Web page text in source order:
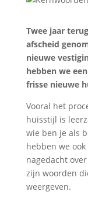
Twee jaar
afscheid
nieuwe
hebben we
frisse nieuwe
Vooral het
huisstijl is
wie ben je als
hebben we
nagedacht
zijn woorden
weergeven.